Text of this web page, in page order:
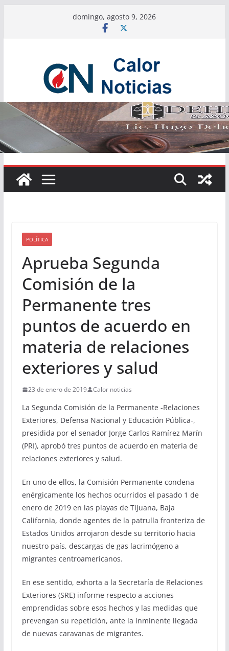
domingo, agosto 9, 2026
POLÍTICA
Aprueba Segunda
Comisión de la
Permanente tres
puntos de acuerdo en
materia de relaciones
exteriores y salud
23 de enero de 2019 Calor noticias
La Segunda Comisión de la Permanente -Relaciones
Exteriores, Defensa Nacional y Educación Pública-,
presidida por el senador Jorge Carlos Ramírez Marín
(PRI), aprobó tres puntos de acuerdo en materia de
relaciones exteriores y salud.
En uno de ellos, la Comisión Permanente condena
enérgicamente los hechos ocurridos el pasado 1 de
enero de 2019 en las playas de Tijuana, Baja
California, donde agentes de la patrulla fronteriza de
Estados Unidos arrojaron desde su territorio hacia
nuestro país, descargas de gas lacrimógeno a
migrantes centroamericanos.
En ese sentido, exhorta a la Secretaría de Relaciones
Exteriores (SRE) informe respecto a acciones
emprendidas sobre esos hechos y las medidas que
prevengan su repetición, ante la inminente llegada
de nuevas caravanas de migrantes.